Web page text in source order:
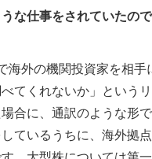
な仕事をされていたので
海外の機関投資家を相
てくれないか」という
合に、通訳のような形
ているうちに、海外拠